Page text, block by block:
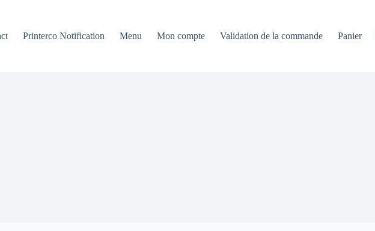
Printerco Notification Menu Mon compte Validation de la commande Panier